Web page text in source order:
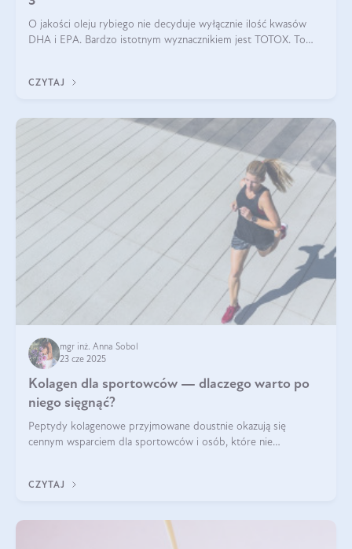
O jakości oleju rybiego nie decyduje wyłącznie ilość kwasów
DHA i EPA. Bardzo istotnym wyznacznikiem jest TOTOX. To
CZYTAJ
mgr inż. Anna Sobol
23 cze 2025
Kolagen dla sportowców — dlaczego warto po
niego sięgnąć?
Peptydy kolagenowe przyjmowane doustnie okazują się
cennym wsparciem dla sportowców i osób, które nie
CZYTAJ